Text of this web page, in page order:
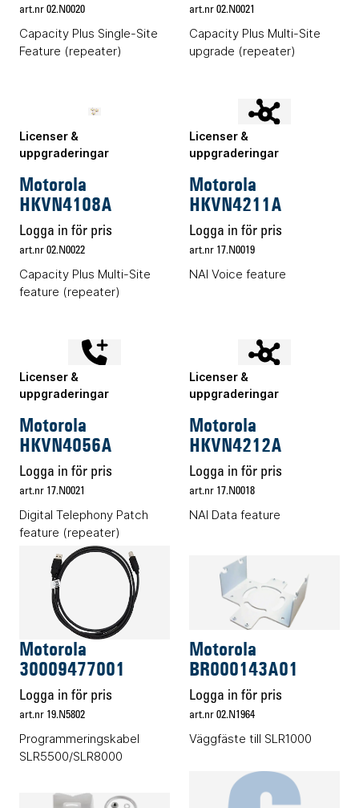
Precision
±0.5
ppm
±0.5
ppm
art.nr 02.N0020
Capacity Plus Single-Site
Feature (repeater)
art.nr 02.N0021
Capacity Plus Multi-Site
upgrade (repeater)
Licenser &
uppgraderingar
Motorola
HKVN4108A
Logga in för pris
art.nr 02.N0022
Capacity Plus Multi-Site
feature (repeater)
Licenser &
uppgraderingar
Motorola
HKVN4211A
Logga in för pris
art.nr 17.N0019
NAI Voice feature
Licenser &
uppgraderingar
Motorola
HKVN4056A
Logga in för pris
art.nr 17.N0021
Digital Telephony Patch
feature (repeater)
Licenser &
uppgraderingar
Motorola
HKVN4212A
Logga in för pris
art.nr 17.N0018
NAI Data feature
Övriga tillbehör
Motorola
30009477001
Logga in för pris
art.nr 19.N5802
Programmeringskabel
SLR5500/SLR8000
Installationstillbehör
Motorola
BR000143A01
Logga in för pris
art.nr 02.N1964
Väggfäste till SLR1000